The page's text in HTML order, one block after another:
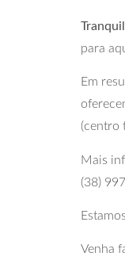
para
Em
(centro
Mais
(38)
Venha